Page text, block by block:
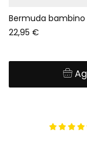
22,95 €